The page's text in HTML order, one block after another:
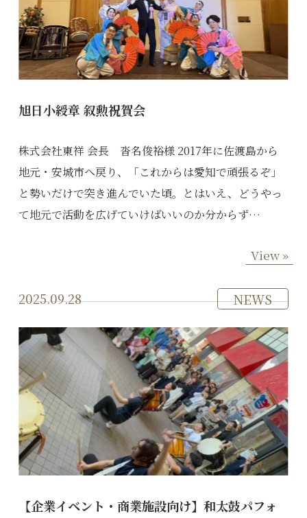
旭日小綬章 叙勲祝賀会
株式会社東祥 会長 沓名俊裕様 2017年に佐渡島から
地元・安城市へ戻り、「これからは愛知で頑張るぞ」
と勢いだけで突き進んでいた頃。とはいえ、どうやっ
て地元で活動を広げていけばいいのか分からず…
View »
2025.09.28 NEWS
【企業イベント・商業施設向け】和太鼓パフォ